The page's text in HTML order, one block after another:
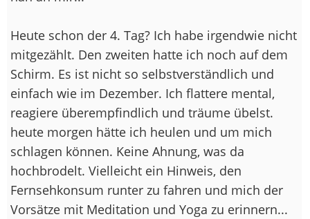
Heute schon der 4. Tag? Ich habe irgendwie nicht
mitgezählt. Den zweiten hatte ich noch auf dem
Schirm. Es ist nicht so selbstverständlich und
einfach wie im Dezember. Ich flattere mental,
reagiere überempfindlich und träume übelst.
heute morgen hätte ich heulen und um mich
schlagen können. Keine Ahnung, was da
hochbrodelt. Vielleicht ein Hinweis, den
Fernsehkonsum runter zu fahren und mich der
Vorsätze mit Meditation und Yoga zu erinnern...